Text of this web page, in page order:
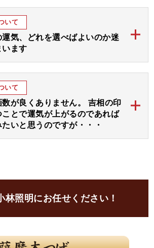
や祝日を挟む場合は遅れることがございま
承ください。
篆書体 てんしょたい」という文字を基本
と運気を加味しておつくりする「印相体
」を使用いたします。
す。
いて
運気、どれを選べばよいのか迷
います
て八方位に広がりますよう文字入れ致しま
んでいただいた３つの運気部分をさらに強
れいたします。
いて
が良くありません。 吉相の印
ことで運気が上がるのであれば
いと思うのですが・・・
画数を吉に変更して、さらにご希望の運気
林照明にお任せください！